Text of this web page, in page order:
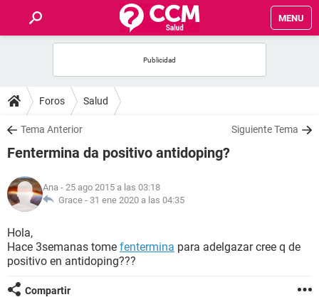
MENU
FOROS
SALUD
NUTRICIÓN
BIENESTAR
Foros Salud
Tema Anterior Siguiente Tema
Fentermina da positivo antidoping?
Ana - 25 ago 2015 a las 03:18
Grace - 31 ene 2020 a las 04:35
Hola,
Hace 3semanas tome fentermina para adelgazar cree q de
positivo en antidoping???
Compartir